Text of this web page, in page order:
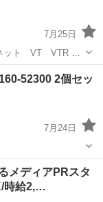
7月25日
ット VT VTR …
52300 2個セッ
7月24日
セット
メディアPRスタ
時給2,…